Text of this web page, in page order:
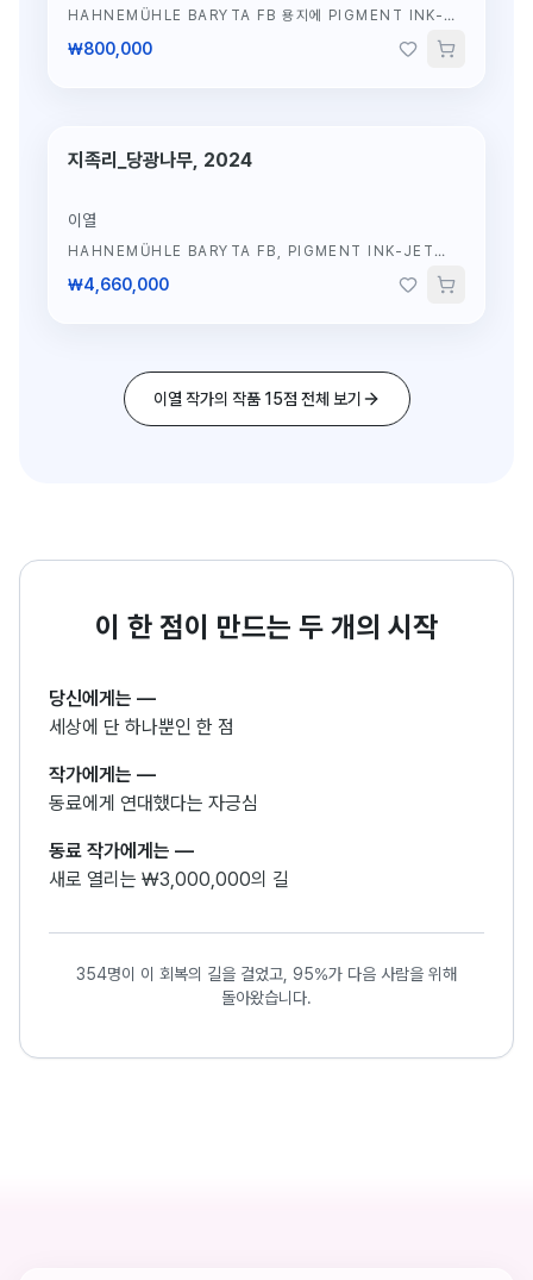
HAHNEMÜHLE BARYTA FB 용지에 PIGMENT INK-
₩800,000
한정판 4/10
지족리_당광나무, 2024
이열
HAHNEMÜHLE BARYTA FB, PIGMENT INK-JET
₩4,660,000
이열 작가의 작품 15점 전체 보기
이 한 점이 만드는 두 개의 시작
당신에게는 —
세상에 단 하나뿐인 한 점
작가에게는 —
동료에게 연대했다는 자긍심
동료 작가에게는 —
새로 열리는 ₩3,000,000의 길
354명이 이 회복의 길을 걸었고, 95%가 다음 사람을 위해
돌아왔습니다.